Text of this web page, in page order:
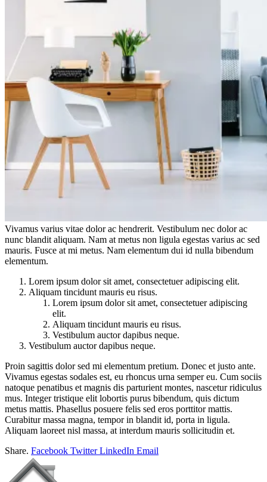
Vivamus varius vitae dolor ac hendrerit. Vestibulum nec dolor ac
nunc blandit aliquam. Nam at metus non ligula egestas varius ac sed
mauris. Fusce at mi metus. Nam elementum dui id nulla bibendum
elementum.
Lorem ipsum dolor sit amet, consectetuer adipiscing elit.
Aliquam tincidunt mauris eu risus.
Lorem ipsum dolor sit amet, consectetuer adipiscing
elit.
Aliquam tincidunt mauris eu risus.
Vestibulum auctor dapibus neque.
Vestibulum auctor dapibus neque.
Proin sagittis dolor sed mi elementum pretium. Donec et justo ante.
Vivamus egestas sodales est, eu rhoncus urna semper eu. Cum sociis
natoque penatibus et magnis dis parturient montes, nascetur ridiculus
mus. Integer tristique elit lobortis purus bibendum, quis dictum
metus mattis. Phasellus posuere felis sed eros porttitor mattis.
Curabitur massa magna, tempor in blandit id, porta in ligula.
Aliquam laoreet nisl massa, at interdum mauris sollicitudin et.
Share. Facebook Twitter LinkedIn Email